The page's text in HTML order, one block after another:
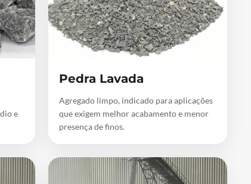
e
Pedra Lavada
Agregado limpo, indicado para aplicações
que exigem melhor acabamento e menor
presença de finos.